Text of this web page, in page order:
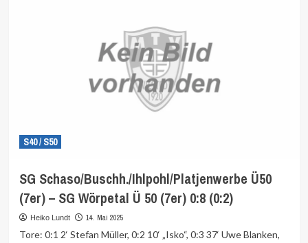
S40 / S50
SG Schaso/Buschh./Ihlpohl/Platjenwerbe Ü50
(7er) – SG Wörpetal Ü 50 (7er) 0:8 (0:2)
Heiko Lundt 14. Mai 2025
Tore: 0:1 2‘ Stefan Müller, 0:2 10‘ „Isko“, 0:3 37‘ Uwe Blanken,